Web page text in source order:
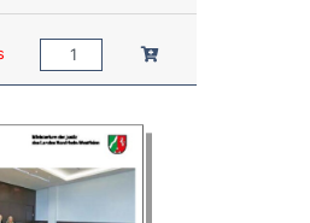
Anzahl: In den Warenkorb